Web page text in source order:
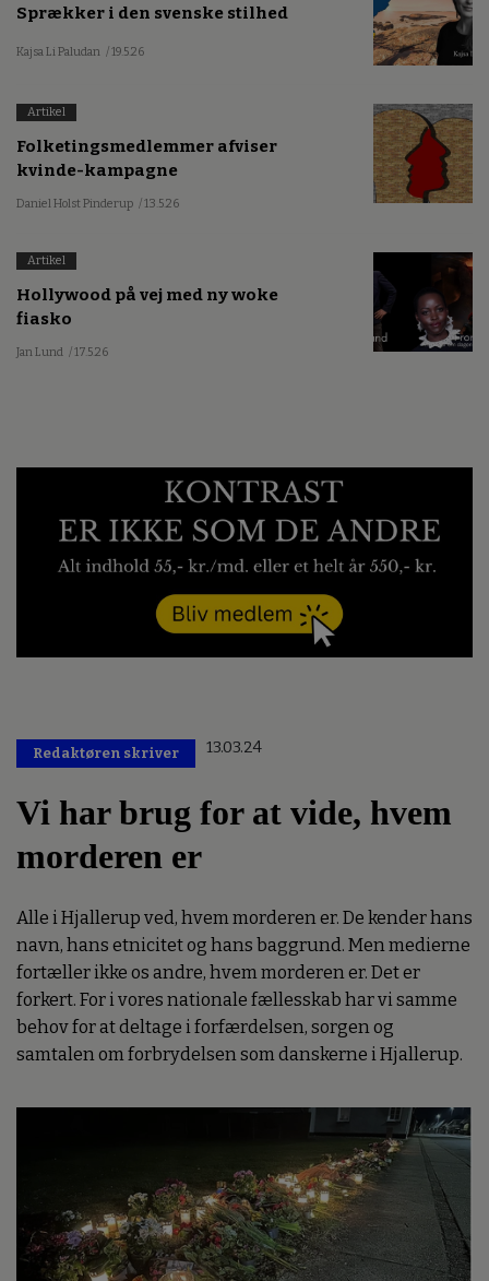
Sprækker i den svenske stilhed
Kajsa Li Paludan / 19.5.26
Artikel
Folketingsmedlemmer afviser
kvinde-kampagne
Daniel Holst Pinderup / 13.5.26
Artikel
Hollywood på vej med ny woke
fiasko
Jan Lund / 17.5.26
Redaktøren skriver 13.03.24
Vi har brug for at vide, hvem
morderen er
Alle i Hjallerup ved, hvem morderen er. De kender hans
navn, hans etnicitet og hans baggrund. Men medierne
fortæller ikke os andre, hvem morderen er. Det er
forkert. For i vores nationale fællesskab har vi samme
behov for at deltage i forfærdelsen, sorgen og
samtalen om forbrydelsen som danskerne i Hjallerup.